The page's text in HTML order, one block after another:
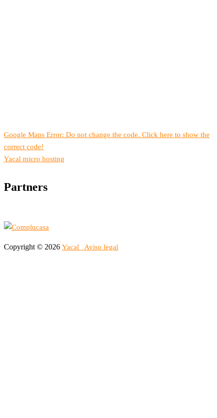
Google Maps Error: Do not change the code. Click here to show the
correct code!
Yacal micro hosting
Partners
Copyright © 2026 Yacal Aviso legal